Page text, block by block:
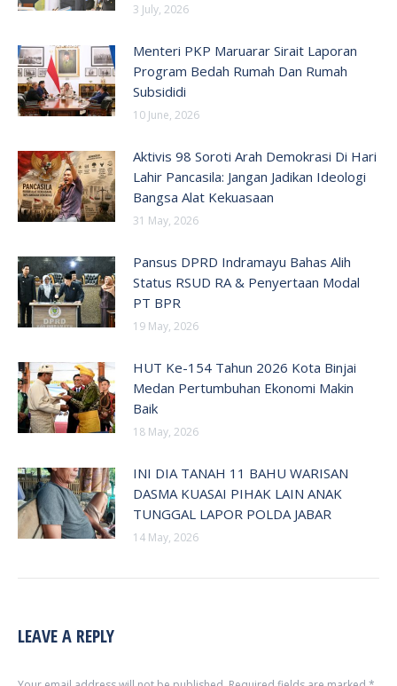
3 July, 2026
Menteri PKP Maruarar Sirait Laporan
Program Bedah Rumah Dan Rumah
Subsididi
10 June, 2026
Aktivis 98 Soroti Arah Demokrasi Di Hari
Lahir Pancasila: Jangan Jadikan Ideologi
Bangsa Alat Kekuasaan
31 May, 2026
Pansus DPRD Indramayu Bahas Alih
Status RSUD RA & Penyertaan Modal
PT BPR
19 May, 2026
HUT Ke-154 Tahun 2026 Kota Binjai
Medan Pertumbuhan Ekonomi Makin
Baik
18 May, 2026
INI DIA TANAH 11 BAHU WARISAN
DASMA KUASAI PIHAK LAIN ANAK
TUNGGAL LAPOR POLDA JABAR
14 May, 2026
LEAVE A REPLY